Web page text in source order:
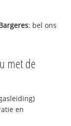
: bel ons
met de
en